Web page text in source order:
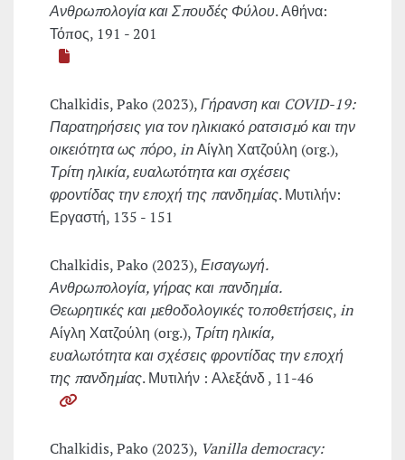
Ανθρωπολογία και Σπουδές Φύλου. Αθήνα:
Τόπος, 191 - 201
Chalkidis, Pako (2023),Γήρανση και COVID-19:
Παρατηρήσεις για τον ηλικιακό ρατσισμό και την
οικειότητα ως πόρο,inΑίγλη Χατζούλη (org.),
Τρίτη ηλικία, ευαλωτότητα και σχέσεις
φροντίδας την εποχή της πανδημίας. Μυτιλήν:
Εργαστή, 135 - 151
Chalkidis, Pako (2023),Εισαγωγή.
Ανθρωπολογία, γήρας και πανδημία.
Θεωρητικές και μεθοδολογικές τοποθετήσεις,in
Αίγλη Χατζούλη (org.), Τρίτη ηλικία,
ευαλωτότητα και σχέσεις φροντίδας την εποχή
της πανδημίας. Μυτιλήν : Αλεξάνδ , 11-46
Chalkidis, Pako (2023), Vanilla democracy: